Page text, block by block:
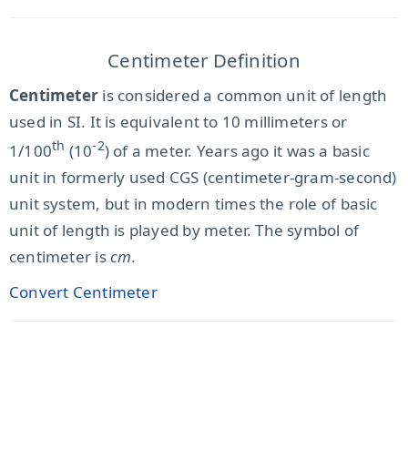
Centimeter Definition
Centimeter is considered a common unit of length
used in SI. It is equivalent to 10 millimeters or
1/100th (10-2) of a meter. Years ago it was a basic
unit in formerly used CGS (centimeter-gram-second)
unit system, but in modern times the role of basic
unit of length is played by meter. The symbol of
centimeter iscm.
Convert Centimeter